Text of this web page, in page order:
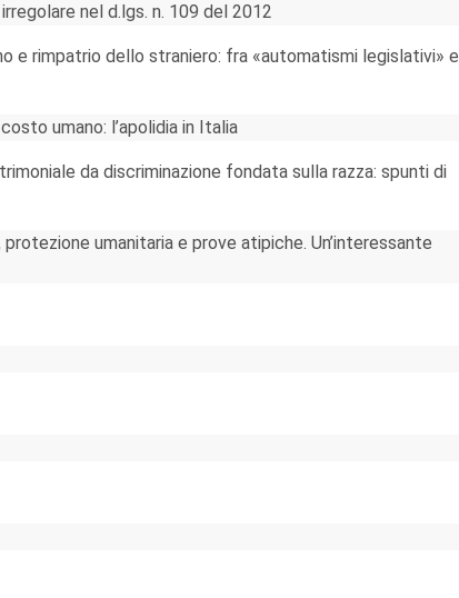
nel d.lgs. n. 109 del 2012
e rimpatrio dello straniero: fra «automatismi legislativi» e
umano: l’apolidia in Italia
da discriminazione fondata sulla razza: spunti di
umanitaria e prove atipiche. Un’interessante